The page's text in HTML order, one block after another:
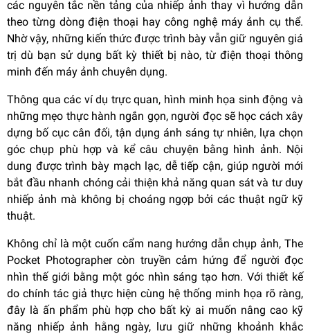
các nguyên tắc nền tảng của nhiếp ảnh thay vì hướng dẫn
theo từng dòng điện thoại hay công nghệ máy ảnh cụ thể.
Nhờ vậy, những kiến thức được trình bày vẫn giữ nguyên giá
trị dù bạn sử dụng bất kỳ thiết bị nào, từ điện thoại thông
minh đến máy ảnh chuyên dụng.
Thông qua các ví dụ trực quan, hình minh họa sinh động và
những mẹo thực hành ngắn gọn, người đọc sẽ học cách xây
dựng bố cục cân đối, tận dụng ánh sáng tự nhiên, lựa chọn
góc chụp phù hợp và kể câu chuyện bằng hình ảnh. Nội
dung được trình bày mạch lạc, dễ tiếp cận, giúp người mới
bắt đầu nhanh chóng cải thiện khả năng quan sát và tư duy
nhiếp ảnh mà không bị choáng ngợp bởi các thuật ngữ kỹ
thuật.
Không chỉ là một cuốn cẩm nang hướng dẫn chụp ảnh, The
Pocket Photographer còn truyền cảm hứng để người đọc
nhìn thế giới bằng một góc nhìn sáng tạo hơn. Với thiết kế
do chính tác giả thực hiện cùng hệ thống minh họa rõ ràng,
đây là ấn phẩm phù hợp cho bất kỳ ai muốn nâng cao kỹ
năng nhiếp ảnh hằng ngày, lưu giữ những khoảnh khắc